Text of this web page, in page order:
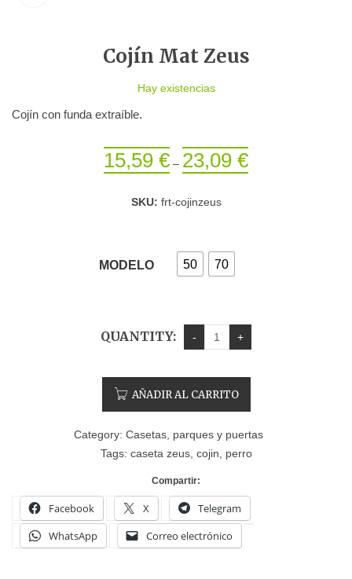
Cojín Mat Zeus
Hay existencias
Cojín con funda extraíble.
15,59 € – 23,09 €
SKU: frt-cojinzeus
MODELO 50 70
QUANTITY:
AÑADIR AL CARRITO
Category: Casetas, parques y puertas
Tags: caseta zeus, cojin perro
Compartir:
Facebook X
Telegram
WhatsApp
Correo electrónico